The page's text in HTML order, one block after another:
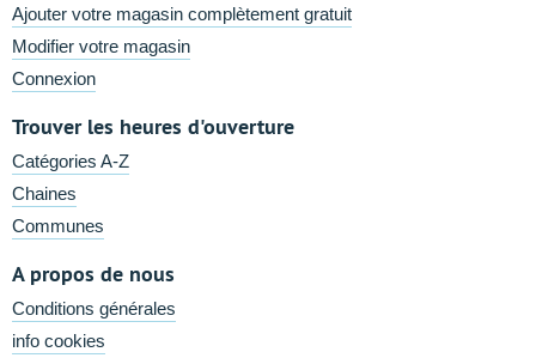
Ajouter votre magasin complètement gratuit
Modifier votre magasin
Connexion
Trouver les heures d'ouverture
Catégories A-Z
Chaines
Communes
A propos de nous
Conditions générales
info cookies